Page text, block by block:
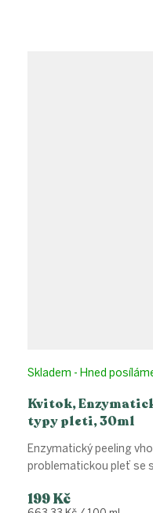
Kvitok,
typy pleti, 30ml
Skladem - Hned
199 Kč
Enzymatický peeling
problematickou pleť se